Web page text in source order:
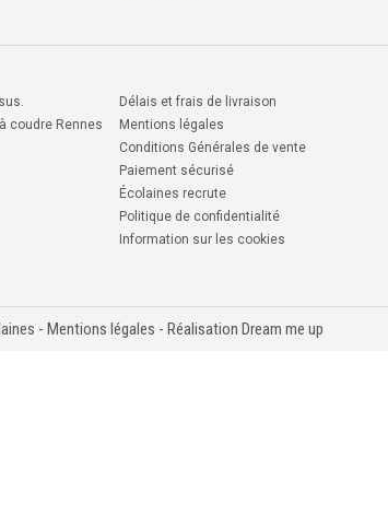
coudre Rennes
Délais et frais de livraison
Mentions légales
Conditions Générales de vente
Paiement sécurisé
Écolaines recrute
Politique de confidentialité
Information sur les cookies
- Mentions légales - Réalisation Dream me up